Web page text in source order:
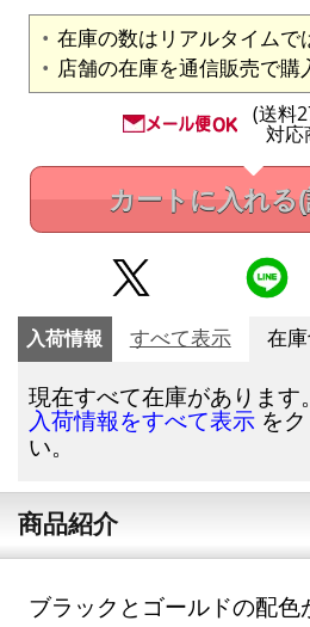
在庫の数はリアルタイムで
店舗の在庫を通信販売で購
(送料
対応
カートに入れる
入荷情報 すべて表示 在
現在すべて在庫があります。
入荷情報をすべて表示 を
い。
商品紹介
ブラックとゴールドの配